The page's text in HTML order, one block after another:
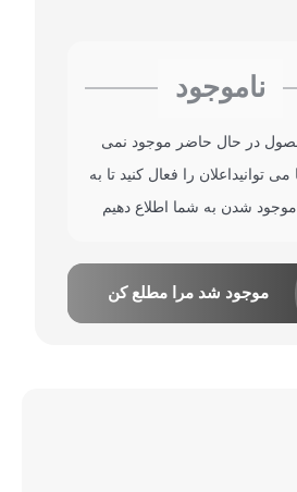
ناموجود
در حال حاضر موجود نمی
می توانیداعلان را فعال کنید تا به
شدن به شما اطلاع دهیم
موجود شد مرا مطلع کن